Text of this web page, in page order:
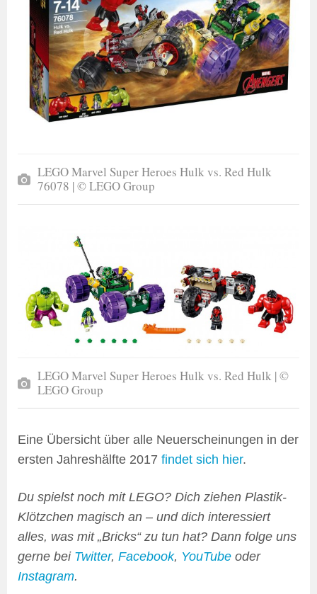
LEGO Marvel Super Heroes Hulk vs. Red Hulk
76078 | © LEGO Group
LEGO Marvel Super Heroes Hulk vs. Red Hulk | ©
LEGO Group
Eine Übersicht über alle Neuerscheinungen in der
ersten Jahreshälfte 2017 findet sich hier.
Du spielst noch mit LEGO? Dich ziehen Plastik-
Klötzchen magisch an – und dich interessiert
alles, was mit „Bricks“ zu tun hat? Dann folge uns
gerne bei Twitter, Facebook, YouTube oder
Instagram.